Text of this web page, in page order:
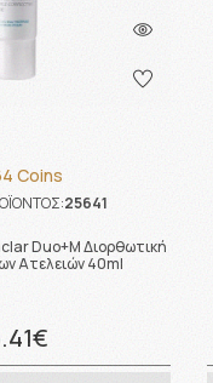
Coins
25641
Duo+M Διορθωτική
Ατελειών 40ml